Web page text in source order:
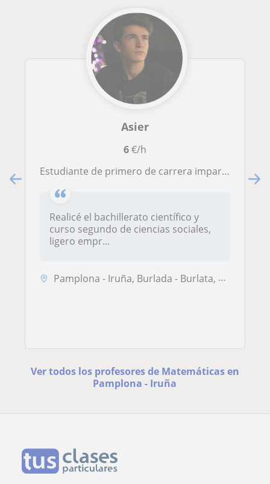
Asier
6€/h
Estudiante de primero de carrera imparte clases de apoyo de manera presencial u online
Realicé el bachillerato científico y
curso segundo de ciencias sociales,
ligero empr...
Pamplona - Iruña, Burlada - Burlata, Huarte - Uharte, Villava - Atarra...
Ver todos los profesores de Matemáticas en
Pamplona - Iruña